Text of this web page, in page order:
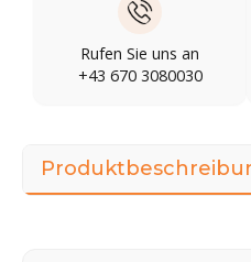
Rufen Sie uns an
+43 670 3080030